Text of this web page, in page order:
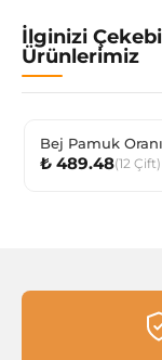
İlginizi
Ürünlerimiz
Bej Pamuk
Çorabı
₺ 489.48(12 Çift)